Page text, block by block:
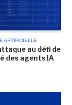
ARTIFICIELLE
au défi de
des agents IA